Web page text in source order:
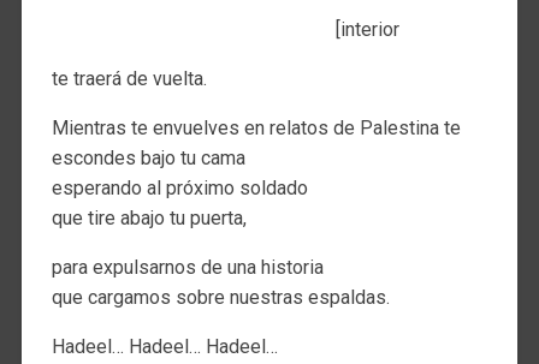
[interior
te traerá de vuelta.
Mientras te envuelves en relatos de Palestina te
escondes bajo tu cama
esperando al próximo soldado
que tire abajo tu puerta,
para expulsarnos de una historia
que cargamos sobre nuestras espaldas.
Hadeel… Hadeel… Hadeel…